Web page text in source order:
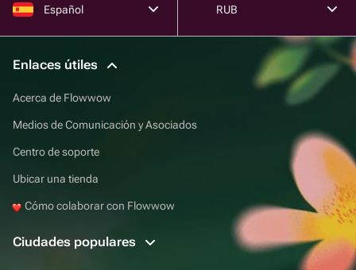
Español RUB
Enlaces útiles
Acerca de Flowwow
Medios de Comunicación y Asociados
Centro de soporte
Ubicar una tienda
Cómo colaborar con Flowwow
Ciudades populares